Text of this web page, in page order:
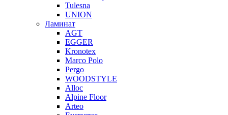
Tulesna
UNION
Ламинат
AGT
EGGER
Kronotex
Marco Polo
Pergo
WOODSTYLE
Alloc
Alpine Floor
Arteo